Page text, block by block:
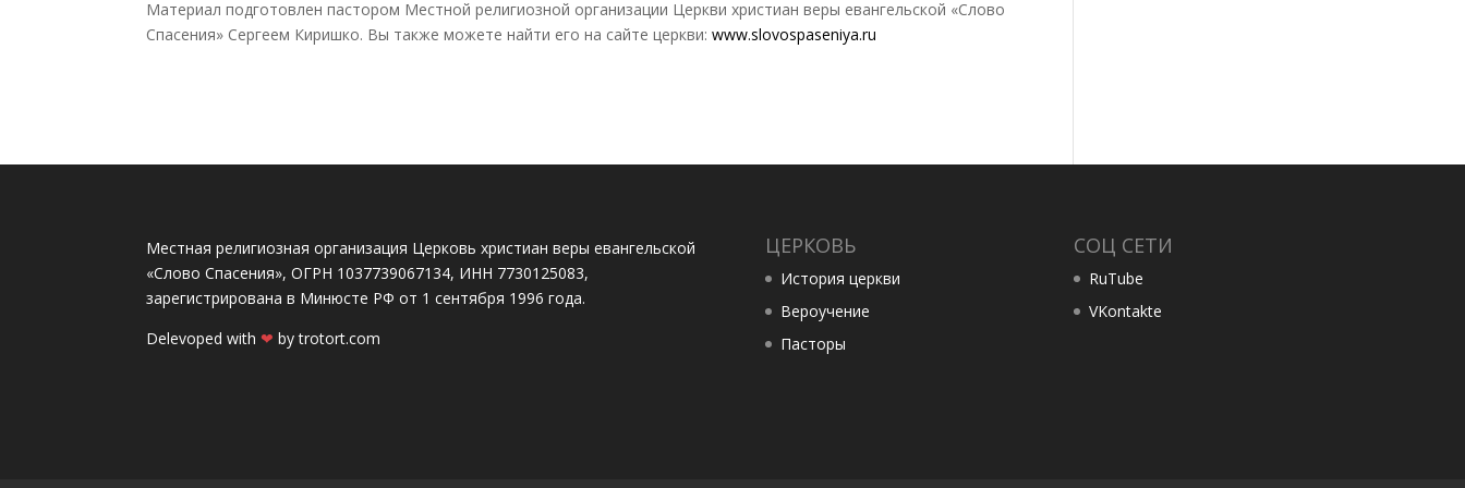
Материал подготовлен пастором Местной религиозной организации Церкви христиан веры евангельской «Слово
Спасения» Сергеем Киришко. Вы также можете найти его на сайте церкви:www.slovospaseniya.ru
Местная религиозная организация Церковь христиан веры евангельской
«Слово Спасения», ОГРН 1037739067134, ИНН 7730125083,
зарегистрирована в Минюсте РФ от 1 сентября 1996 года.
Delevoped with❤ bytrotort.com
ЦЕРКОВЬ
История церкви
Вероучение
Пасторы
СОЦ СЕТИ
RuTube
VKontakte